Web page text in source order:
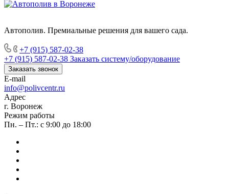
Автополив. Премиальные решения для вашего сада.
+7 (915) 587-02-38
+7 (915) 587-02-38 Заказать систему/оборудование
Заказать звонок
E-mail
info@polivcentr.ru
Адрес
г. Воронеж
Режим работы
Пн. – Пт.: с 9:00 до 18:00